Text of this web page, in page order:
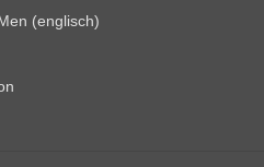
(englisch)